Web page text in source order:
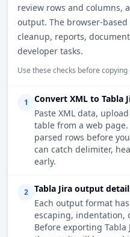
review rows and columns,
output. The browser-
cleanup, reports,
developer tasks.
Use these checks before
1
Convert XML to Tabla
Paste XML data,
table from a web
parsed rows before
can catch delimiter,
early.
2
Tabla Jira output
Each output format
escaping, indentation,
Before exporting